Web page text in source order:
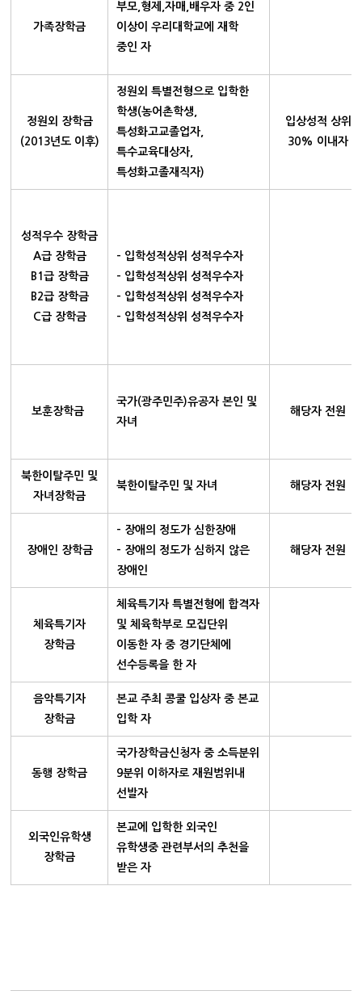
가족장학금
부모,형제,자매,배우자 중 2인
이상이 우리대학교에 재학
중인 자
정원외 장학금
(2013년도 이후)
정원외 특별전형으로 입학한
학생(농어촌학생,
특성화고교졸업자,
특수교육대상자,
특성화고졸재직자)
입상성적 상위
30% 이내자
성적우수 장학금
A급 장학금
B1급 장학금
B2급 장학금
C급 장학금
- 입학성적상위 성적우수자
- 입학성적상위 성적우수자
- 입학성적상위 성적우수자
- 입학성적상위 성적우수자
보훈장학금
국가(광주민주)유공자 본인 및
자녀
해당자 전원
북한이탈주민 및
자녀장학금
북한이탈주민 및 자녀 해당자 전원
장애인 장학금
- 장애의 정도가 심한장애
- 장애의 정도가 심하지 않은
장애인
해당자 전원
체육특기자
장학금
체육특기자 특별전형에 합격자
및 체육학부로 모집단위
이동한 자 중 경기단체에
선수등록을 한 자
음악특기자
장학금
본교 주최 콩쿨 입상자 중 본교
입학 자
동행 장학금
국가장학금신청자 중 소득분위
9분위 이하자로 재원범위내
선발자
외국인유학생
장학금
본교에 입학한 외국인
유학생중 관련부서의 추천을
받은 자